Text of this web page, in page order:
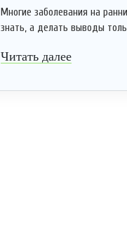
Многие заболевания на
знать, а делать выводы
Читать далее